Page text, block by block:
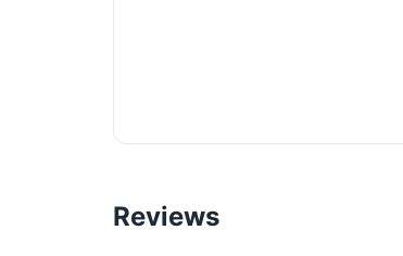
Reviews